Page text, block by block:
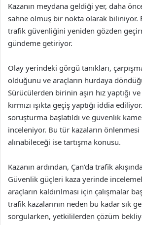
Kazanın meydana geldiği yer, daha
sahne olmuş bir nokta olarak biliniyor.
trafik güvenliğini yeniden gözden
gündeme getiriyor.
Olay yerindeki görgü tanıkları,
olduğunu ve araçların hurdaya
Sürücülerden birinin aşırı hız yaptığı
kırmızı ışıkta geçiş yaptığı iddia
soruşturma başlatıldı ve güvenlik
inceleniyor. Bu tür kazaların
alınabileceği ise tartışma konusu.
Kazanın ardından, Çan’da trafik
Güvenlik güçleri kaza yerinde
araçların kaldırılması için çalışmalar
trafik kazalarının neden bu kadar sık
sorgularken, yetkililerden çözüm